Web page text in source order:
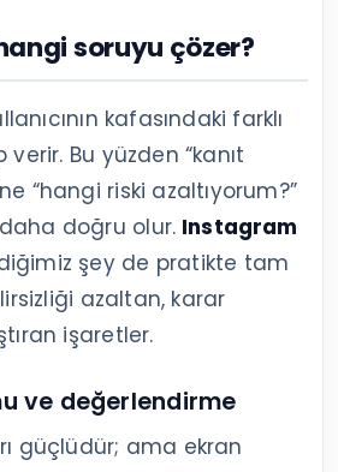
soruyu çözer?
kafasındaki farklı
Bu yüzden “kanıt
“hangi riski azaltıyorum?”
doğru olur. Instagram
şey de pratikte tam
azaltan, karar
işaretler.
ve değerlendirme
güçlüdür; ama ekran